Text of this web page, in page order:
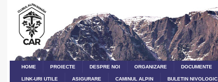
HOME PROIECTE DESPRE NOI ORGANIZARE DOCUMENTE
LINK-URI UTILE ASIGURARE CAMINUL ALPIN BULETIN